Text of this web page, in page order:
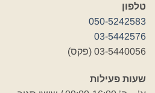
טלפון
050-5242583
03-5442576
03-5440056 (פקס)
שעות פעילות